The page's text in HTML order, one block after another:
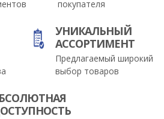
покупателя
УНИКАЛЬНЫЙ
АССОРТИМЕНТ
Предлагаемый широкий
выбор товаров